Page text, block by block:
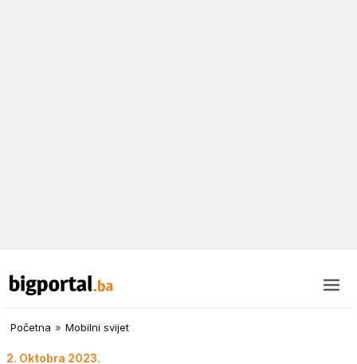
Početna » Mobilni svijet
2. Oktobra 2023.